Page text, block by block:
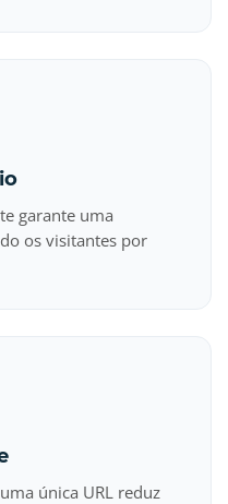
garante uma
os visitantes por
única URL reduz